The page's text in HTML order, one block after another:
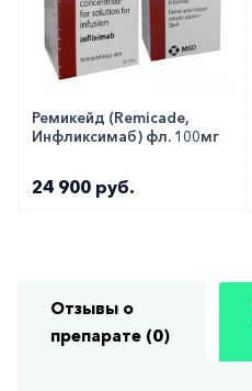
Ремикейд (Remicade,
Инфликсимаб) фл. 100мг
24 900 руб.
Отзывы о
препарате (0)